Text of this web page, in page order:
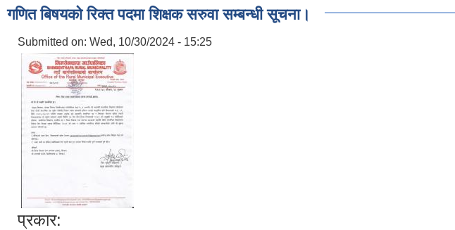
गणित बिषयको रिक्त पदमा शिक्षक सरुवा सम्बन्धी सूचना।
Submitted on: Wed, 10/30/2024 - 15:25
प्रकार: